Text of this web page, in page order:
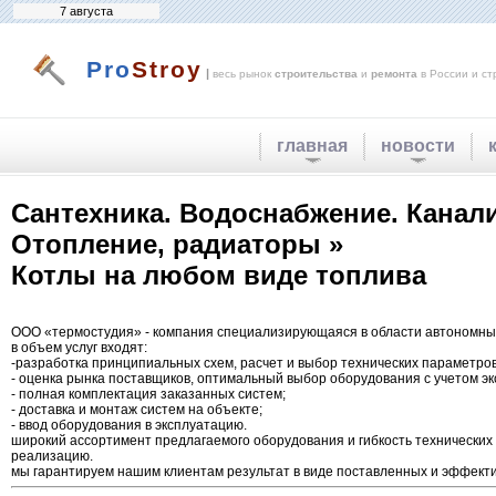
7 августа
ProStroy | весь рынок строительства и ремонта в России и
главная новости
Сантехника. Водоснабжение.
Отопление, радиаторы »
Котлы на любом виде топлива
ООО «термостудия» - компания специализирующаяся в области
в объем услуг входят:
-разработка принципиальных схем, расчет и выбор технических
- оценка рынка поставщиков, оптимальный выбор оборудования с учетом
- полная комплектация заказанных систем;
- доставка и монтаж систем на объекте;
- ввод оборудования в эксплуатацию.
широкий ассортимент предлагаемого оборудования и гибкость
реализацию.
мы гарантируем нашим клиентам результат в виде поставленных и